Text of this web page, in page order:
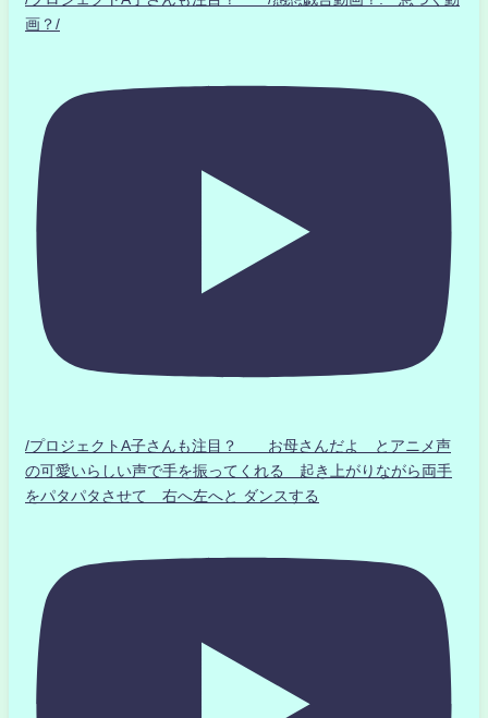
画？/
/プロジェクトA子さんも注目？ お母さんだよ とアニメ声
の可愛いらしい声で手を振ってくれる 起き上がりながら両手
をパタパタさせて 右へ左へと ダンスする